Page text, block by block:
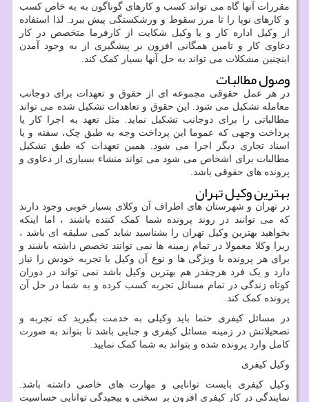
مقررات آنها گاه می تواند کسب و کارهای گوناگون به به خاص کسب
و کارهای نوپا را تا مرز سقوط و ورشکستگی پیش ببرد. لذا استفاده
از وکیل اداره کار و یا وکیل شکایت از کارفرما متخصص در کار
دعاوی کار و تامین همگانی افزون بر پیشگیری از به وجود آمدن
اینچنین مشکلات می تواند به حل آنها بسیار کمک کند.
وصول مطالبات
در هر عمل حقوقی مجموعه ای از حقوق و تعهدات برای دوجانب
معامله تشکیل می شود. این حقوق و تعاهدات تشکیل شده می تواند
مطالباتی را برای دوجانب تشکیل نماید. مثل تعهد به اجرا کار یا
پرداخت وجهی که عموما این پرداخت وجه به طبق چک، سفته و یا
اسناد تجاری دیگر اجرا می شود. همین تعهدات که طبق تشکیل
مطالبات برای اشخاص می شود می تواند منشاء بسیاری از دعاوی و
پرونده های حقوقی باشد.
بهترین وکیل تهران
در تهران و شهرستان های اطراف آن وکلای بسیار خوبی وجود دارند
که می توانند در روند پرونده شما کمک کننده باشند ، اما اینکه
بخواهید بهترین وکیل تهران را بشناسید شاید کمی سلیقه ای باشد ،
زیرا وکلا معمولا در تمام زمینه ها نمی توانند تخصص داشته باشند و
برای هر پرونده با ویژگی ها و نوع آن وکیل با تجربه خودش را نیاز
دارد و یک فرد هرچقدر هم بهترین وکیل باشد نمی تواند در دوران
کوتاه زندگی در تمام مسائل تجربه کسب کرده و به شما در حل آن
پرونده کمک کند.
در مسائل کیفری حتما باید وکیلی به خدمت بگیرید که تجربه و
تصحیلاتش در زمینه مسائل کیفری و جنایی باشد تا بتواند به صورت
کامل وارد پرونده شده و بتواند به شما کمک نمایید.
وکیل کیفری
وکیل کیفری بایست توانایی و مهارت های خاصی داشته باشد.
نمایندگی در کار کیفری افزون بر سختی و پیچیدگی توانایی حساسیت